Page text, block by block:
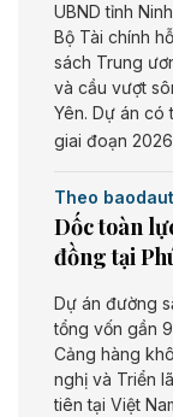
UBND tỉnh
Bộ Tài chính
sách Trung
và cầu vượt
Yên. Dự án có
giai đoạn
Theo
Dốc toàn
đồng tại
Dự án đường
tổng vốn gần
Cảng hàng
nghị và Triển
tiên tại Việt